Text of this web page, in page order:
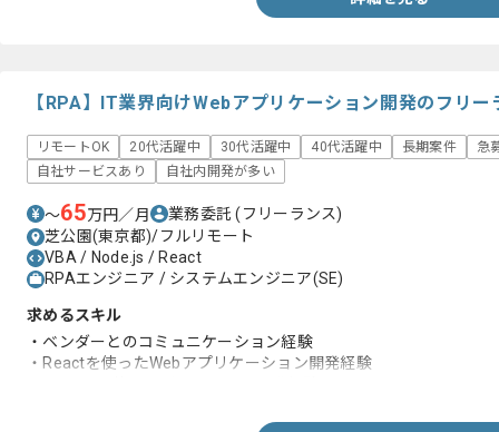
【RPA】IT業界向けWebアプリケーション開発のフリ
リモートOK 20代活躍中 30代活躍中 40代活躍中 長期案件
急
自社サービスあり
自社内開発が多い
〜65万円／月 業務委託(フリーランス)
芝公園(東京都)/フルリモート
VBA / Node.js / React
RPAエンジニア / システムエンジニア(SE)
求めるスキル
・ベンダーとのコミュニケーション経験
・Reactを使ったWebアプリケーション開発経験